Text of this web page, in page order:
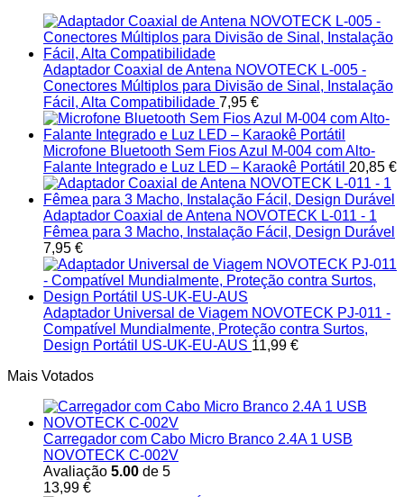
Adaptador Coaxial de Antena NOVOTECK L-005 -
Conectores Múltiplos para Divisão de Sinal, Instalação
Fácil, Alta Compatibilidade 7,95 €
Microfone Bluetooth Sem Fios Azul M-004 com Alto-
Falante Integrado e Luz LED – Karaokê Portátil 20,85 €
Adaptador Coaxial de Antena NOVOTECK L-011 - 1
Fêmea para 3 Macho, Instalação Fácil, Design Durável
7,95 €
Adaptador Universal de Viagem NOVOTECK PJ-011 -
Compatível Mundialmente, Proteção contra Surtos,
Design Portátil US-UK-EU-AUS 11,99 €
Mais Votados
Carregador com Cabo Micro Branco 2.4A 1 USB
NOVOTECK C-002V
Avaliação 5.00 de 5
13,99 €